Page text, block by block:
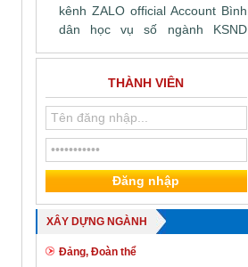
dân học vụ số ngành KSND
Thông báo số 196-2025 của
Trường ĐHKS.pdf
TB kết quả xét, đề nghị khen
thưởng 1 số phong trào thi đua
theo chuyên đề và xét tặng Kỷ
niệm chương Vì sự nghiệp Kiểm
sát năm 2025.pdf
độ đối với công chức, viên chức,
người lao động trong thực hiện
sắp xếp tổ chức bộ máy.pdf
THÀNH VIÊN
XÂY DỰNG NGÀNH
Đảng, Đoàn thể